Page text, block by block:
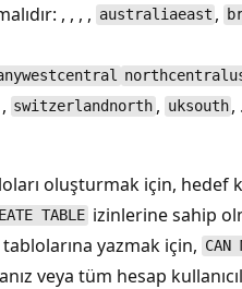
, , , , australiaeast ,
switzerlandnorth , uksouth , .
oluşturmak için, hedef
TABLE izinlerine sahip
yazmak için, CAN
veya tüm hesap